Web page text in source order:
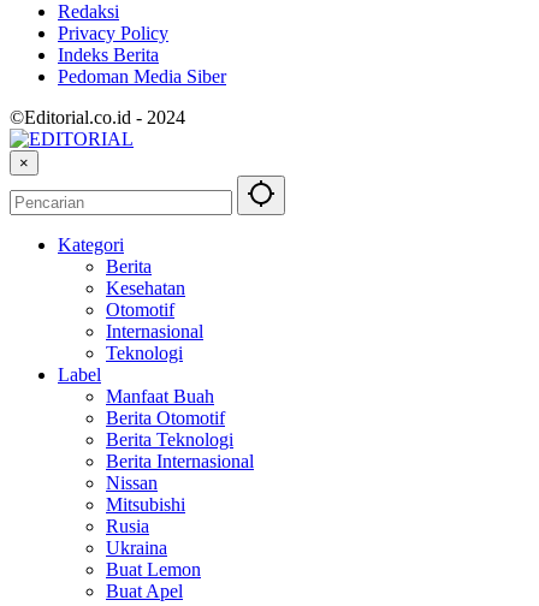
Redaksi
Privacy Policy
Indeks Berita
Pedoman Media Siber
©Editorial.co.id - 2024
×
Kategori
Berita
Kesehatan
Otomotif
Internasional
Teknologi
Label
Manfaat Buah
Berita Otomotif
Berita Teknologi
Berita Internasional
Nissan
Mitsubishi
Rusia
Ukraina
Buat Lemon
Buat Apel